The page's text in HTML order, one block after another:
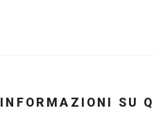
INFORMAZIONI SU